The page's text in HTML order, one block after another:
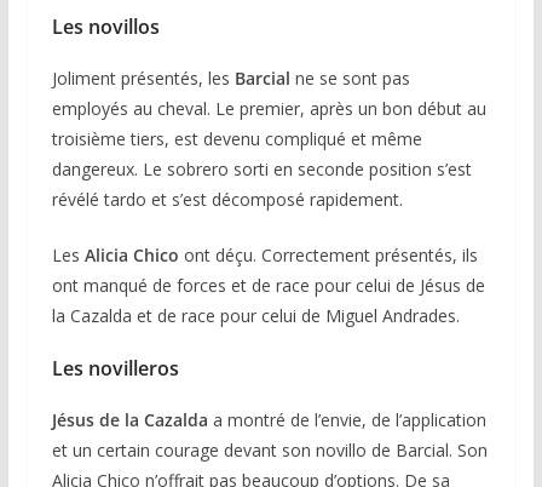
Les novillos
Joliment présentés, les Barcial ne se sont pas
employés au cheval. Le premier, après un bon début au
troisième tiers, est devenu compliqué et même
dangereux. Le sobrero sorti en seconde position s’est
révélé tardo et s’est décomposé rapidement.
Les Alicia Chico ont déçu. Correctement présentés, ils
ont manqué de forces et de race pour celui de Jésus de
la Cazalda et de race pour celui de Miguel Andrades.
Les novilleros
Jésus de la Cazalda a montré de l’envie, de l’application
et un certain courage devant son novillo de Barcial. Son
Alicia Chico n’offrait pas beaucoup d’options. De sa